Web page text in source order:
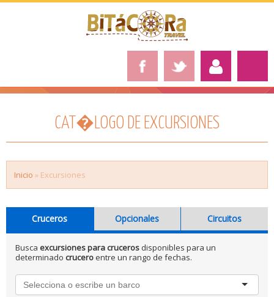
CAT�LOGO DE EXCURSIONES
Inicio » Excursiones
Cruceros Opcionales Circuitos
Busca excursiones para cruceros disponibles para un
determinado crucero entre un rango de fechas.